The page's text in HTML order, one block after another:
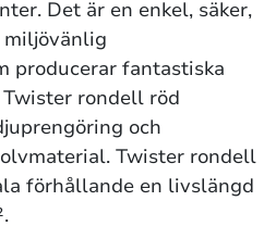
Det är en enkel, säker,
producerar fantastiska
rondell röd
och
Twister rondell
förhållande en livslängd